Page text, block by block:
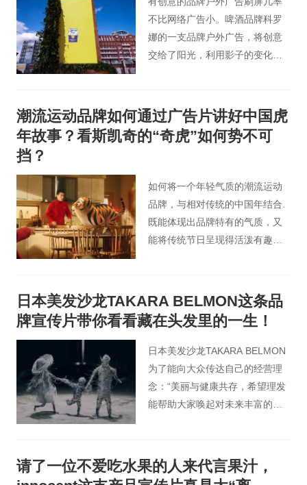
不比网络广告小。啤酒品牌科罗
娜的一支品牌户外广告，将创意
交给了阳光，利用影子的变化展
潮流运动品牌如何通过广告片讲好中国虎
年故事？看斯凯奇的“奇虎”如何势不可
挡？
如何将一个年轻气质的潮流运动
品牌，与相对传统的中国年结合.
既能体现出品牌特有的气质，又
能将传统节日呈现得活泼有趣是
日本美发沙龙TAKARA BELMON这条品
牌宣传片带你看看藏在头发里的一生！
日本美发沙龙TAKARA BELMON
为了能向大众传达自己的经营理
念：“美丽与健康共存，希望理发
能帮助大家唤起对未来丰富的想
中有一支定格动画格外引人瞩
目，以头发幻化的娃娃为主角，
请了一位不爱吃水果的人来代言果汁，